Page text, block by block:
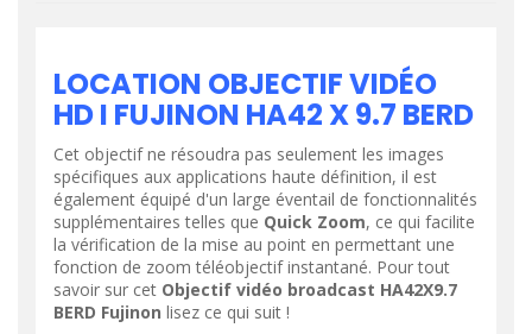
LOCATION OBJECTIF VIDÉO
HD I FUJINON HA42 X 9.7 BERD
Cet objectif ne résoudra pas seulement les images
spécifiques aux applications haute définition, il est
également équipé d'un large éventail de fonctionnalités
supplémentaires telles que Quick Zoom, ce qui facilite
la vérification de la mise au point en permettant une
fonction de zoom téléobjectif instantané. Pour tout
savoir sur cet Objectif vidéo broadcast HA42X9.7
BERD Fujinon lisez ce qui suit !